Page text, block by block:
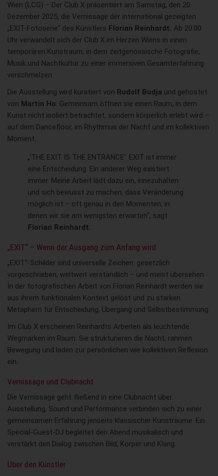
Wien (LCG) – Der Club X präsentiert am Samstag, den 20.
Dezember 2025, die Vernissage der international gezeigten
„EXIT-Fotoserie“ des Künstlers Florian Reinhardt. Ab 20:00
Uhr verwandelt sich der Club X im Herzen Wiens in einen
temporären Kunstraum, in dem zeitgenössische Fotografie,
Musik und Nachtkultur zu einer immersiven Gesamterfahrung
verschmelzen.
Die Ausstellung wird kuratiert von Rudolf Budja und gehostet
von Martin Ho. Gemeinsam öffnen sie einen Raum, in dem
Kunst nicht isoliert betrachtet, sondern körperlich erlebt wird –
auf dem Dancefloor, im Rhythmus der Nacht und im kollektiven
Moment.
„‘THE EXIT IS THE ENTRANCE‘. EXIT ist immer
eine Entscheidung. Ein anderer Weg existiert
immer. Meine Arbeit lädt dazu ein, innezuhalten
und sich bewusst zu machen, dass Veränderung
möglich ist – oft genau in den Momenten, in
denen wir sie am wenigsten erwarten“, sagt
Florian Reinhardt.
„EXIT“ – Wenn der Ausgang zum Anfang wird
„EXIT“-Schilder sind universelle Zeichen: gesetzlich
vorgeschrieben, weltweit verständlich – und meist übersehen.
In der fotografischen Arbeit von Florian Reinhardt werden sie
aus ihrem funktionalen Kontext gelöst und zu starken
Metaphern für Entscheidung, Übergang und Selbstbestimmung.
Im Club X erscheinen Reinhardts Arbeiten als leuchtende
Wegmarken im Raum. Sie strukturieren die Nacht, rahmen
Bewegung und laden zur persönlichen wie kollektiven Reflexion
ein.
Vernissage und Clubnacht
Die Vernissage geht fließend in eine Clubnacht über.
Ausstellung, Sound und Performance verbinden sich zu einer
gemeinsamen Erfahrung jenseits klassischer Kunsträume. Ein
Special-Guest-DJ begleitet den Abend musikalisch und
verstärkt den Dialog zwischen Bild, Körper und Klang.
Über den Künstler